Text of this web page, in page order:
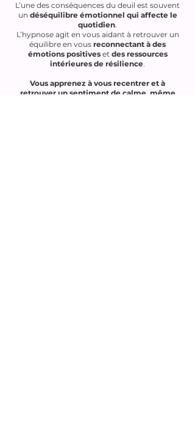
L’une des conséquences du deuil est souvent
un déséquilibre émotionnel qui affecte le
quotidien.
L’hypnose agit en vous aidant à retrouver un
équilibre en vous reconnectant à des
émotions positives et des ressources
intérieures de résilience.
Vous apprenez à vous recentrer et à
retrouver un sentiment de calme, même